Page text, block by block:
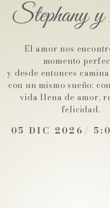
Stephany
El amor nos
momento
y desde entonces
con un mismo sueño:
vida llena de amor,
felicidad.
05 DIC 2026/